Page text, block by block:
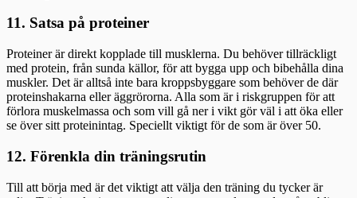
11. Satsa på proteiner
Proteiner är direkt kopplade till musklerna. Du behöver tillräckligt
med protein, från sunda källor, för att bygga upp och bibehålla dina
muskler. Det är alltså inte bara kroppsbyggare som behöver de där
proteinshakarna eller äggrörorna. Alla som är i riskgruppen för att
förlora muskelmassa och som vill gå ner i vikt gör väl i att öka eller
se över sitt proteinintag. Speciellt viktigt för de som är över 50.
12. Förenkla din träningsrutin
Till att börja med är det viktigt att välja den träning du tycker är